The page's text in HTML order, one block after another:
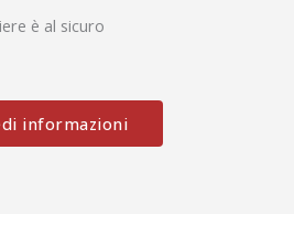
è al sicuro
informazioni